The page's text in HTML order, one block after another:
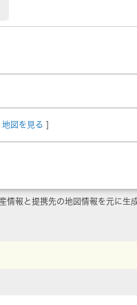
地図を見る ]
報と提携先の地図情報を元に生